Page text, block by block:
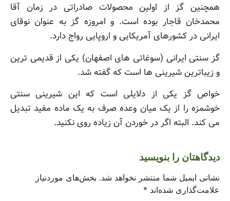
همچنین گز از اولین محصولات صادراتی در زمان آقا
محمدخان قاجار بوده است. و امروزه گز به عنوان نوقای
ایرانی در کشورهای آمریکایی و اروپایی رواج دارد.
گز سنتی ایرانی (سوغاتی های اصفهان) یکی از قدیمی ترین
و زیباترین شیرینی ها است که گفته شد.
خواص گز یکی از دلایلی است که این شیرینی سنتی
خوشمزه را از یک میان وعده صرف به یک ماده مفید تبدیل
می کند. البته اگر در خوردن آن زیاده روی نکنید.
دیدگاهتان را بنویسید
نشانی ایمیل شما منتشر نخواهد شد. بخش‌های موردنیاز
علامت‌گذاری شده‌اند *